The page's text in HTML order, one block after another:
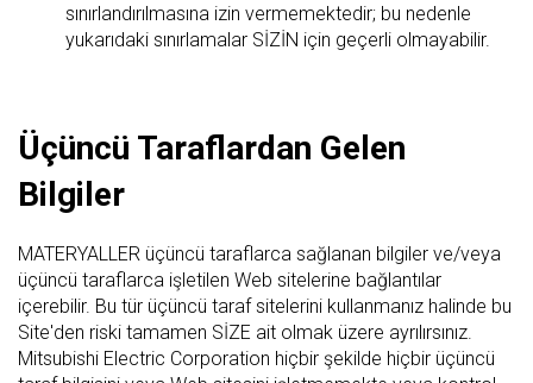
sınırlandırılmasına izin vermemektedir; bu nedenle
yukarıdaki sınırlamalar SİZİN için geçerli olmayabilir.
Üçüncü Taraflardan Gelen
Bilgiler
MATERYALLER üçüncü taraflarca sağlanan bilgiler ve/veya
üçüncü taraflarca işletilen Web sitelerine bağlantılar
içerebilir. Bu tür üçüncü taraf sitelerini kullanmanız halinde bu
Site'den riski tamamen SİZE ait olmak üzere ayrılırsınız.
Mitsubishi Electric Corporation hiçbir şekilde hiçbir üçüncü